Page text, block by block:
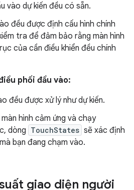
vào dự kiến đều có sẵn.
đều được định cấu hình chính
tra để đảm bảo rằng màn hình
của cần điều khiển đều chính
phối đầu vào:
đều được xử lý như dự kiến.
hình cảm ứng và chạy
dòng TouchStates sẽ xác định
bạn đang chạm vào.
giao diện người